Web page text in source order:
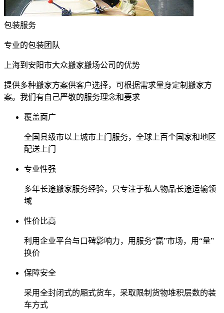
包装服务
专业的包装团队
上海到安阳市大众搬家搬场公司的优势
提供多种搬家方案供客户选择，可根据需求量身定制搬家方
案。我们有自己严敬的服务理念和要求
覆盖面广
全国县级市以上城市上门服务，全球上百个国家和地区
配送上门
专业性强
多年长途搬家服务经验，只专注于私人物品长途运输领
域
性价比高
利用企业平台与口碑影响力，用服务“赢”市场，用“量”
换价
保障安全
采用全封闭式的厢式货车，采取限制货物堆积层数的装
车方式